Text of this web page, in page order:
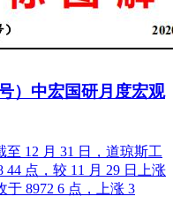
）中宏国研月度宏观
12 月 31 日，道琼斯工
44 点，较 11 月 29 日上涨
于 8972 6 点，上涨 3